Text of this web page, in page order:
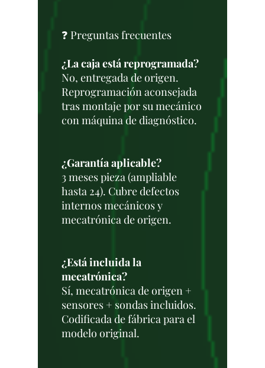
❓ Preguntas frecuentes
¿La caja está reprogramada?
No, entregada de origen.
Reprogramación aconsejada
tras montaje por su mecánico
con máquina de diagnóstico.
¿Garantía aplicable?
3 meses pieza (ampliable
hasta 24). Cubre defectos
internos mecánicos y
mecatrónica de origen.
¿Está incluida la
mecatrónica?
Sí, mecatrónica de origen +
sensores + sondas incluidos.
Codificada de fábrica para el
modelo original.